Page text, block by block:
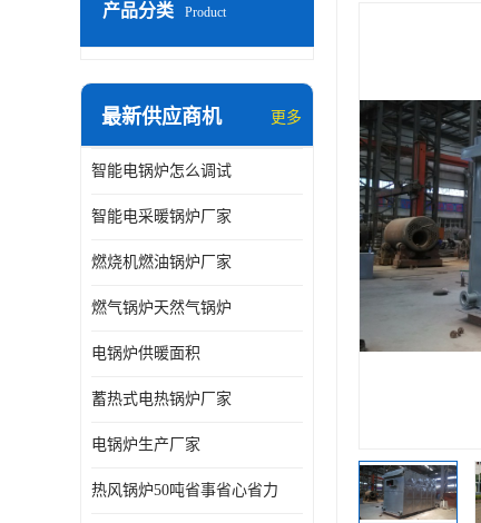
产品分类 Product
最新供应商机 更多
智能电锅炉怎么调试
智能电采暖锅炉厂家
燃烧机燃油锅炉厂家
燃气锅炉天然气锅炉
电锅炉供暖面积
蓄热式电热锅炉厂家
电锅炉生产厂家
热风锅炉50吨省事省心省力